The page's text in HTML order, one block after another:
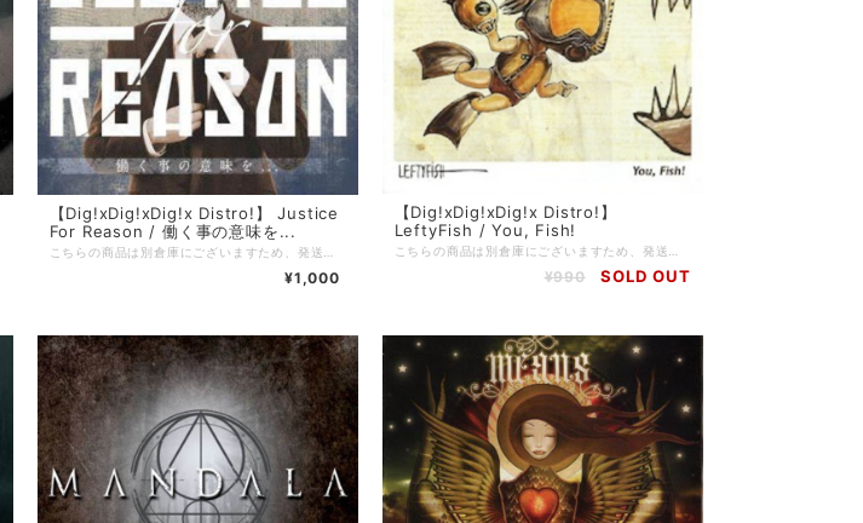
【Dig!xDig!xDig!x Distro!】 Justice
For Reason / 働く事の意味を...
こちらの商品は別倉庫にございますため、発送までに3〜4週間を頂戴しております。 ※通常発送の商品と一緒にご注文頂いた場合はすべての商品が揃い次第の発送となりますことご留意のほどお願い申し上げます。 =================================== 【Dig!xDig!xDig!x Distro!】 当店を利用したことがある方の多くは知っているであろう、滋賀のDig!xDig!xDig!x Distro!。 現在店主のやんち氏(5PM PROMISE / JUSTICE FOR REASON)が中国にいるため、彼が帰国するまでの間当店でDig!xDig!xDig!x Distro!の在庫を預かり販売しております。 当店で売れたDig!xDig!xDig!x Distro!の売り上げは彼のお店が復帰後にお渡しするので、それでまたヲタ歓喜な音源を入荷してもらいましょう！
¥1,000
【Dig!xDig!xDig!x Distro!】
LeftyFish / You, Fish!
¥990 SOLD OUT